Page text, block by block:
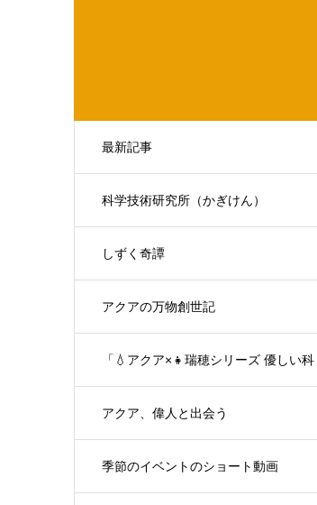
最新記事
科学技術研究所（かぎけん）
しずく奇譚
アクアの万物創世記
「💧アクア×👧瑞穂シリーズ 優しい科
学の対話」
アクア、偉人と出会う
季節のイベントのショート動画